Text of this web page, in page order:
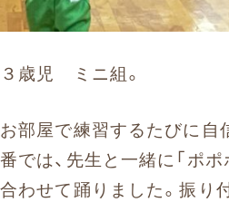
３歳児 ミニ組。
お部屋で練習するたびに自
番では、先生と一緒に「ポ
合わせて踊りました。振り